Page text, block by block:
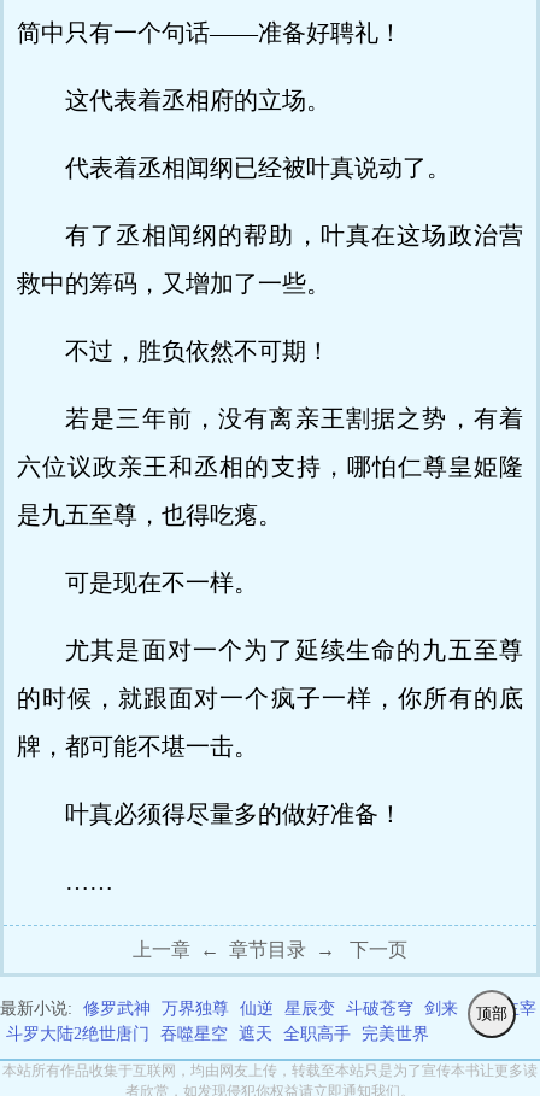
简中只有一个句话——准备好聘礼！
这代表着丞相府的立场。
代表着丞相闻纲已经被叶真说动了。
有了丞相闻纲的帮助，叶真在这场政治营
救中的筹码，又增加了一些。
不过，胜负依然不可期！
若是三年前，没有离亲王割据之势，有着
六位议政亲王和丞相的支持，哪怕仁尊皇姫隆
是九五至尊，也得吃瘪。
可是现在不一样。
尤其是面对一个为了延续生命的九五至尊
的时候，就跟面对一个疯子一样，你所有的底
牌，都可能不堪一击。
叶真必须得尽量多的做好准备！
……
上一章 ← 章节目录 → 下一页
最新小说: 修罗武神 万界独尊 仙逆 星辰变 斗破苍穹 剑来 武神主宰
斗罗大陆2绝世唐门
吞噬星空 遮天 全职高手 完美世界
顶部
本站所有作品收集于互联网，均由网友上传，转载至本站只是为了宣传本书让更多读
者欣赏，如发现侵犯你权益请立即通知我们。